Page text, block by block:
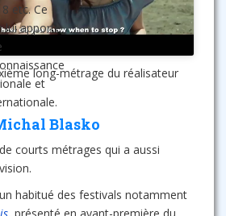
etc. Ce
lui apporte
et
long-métrage du réalisateur
Blasko
courts métrages qui a aussi
habitué des festivals notamment